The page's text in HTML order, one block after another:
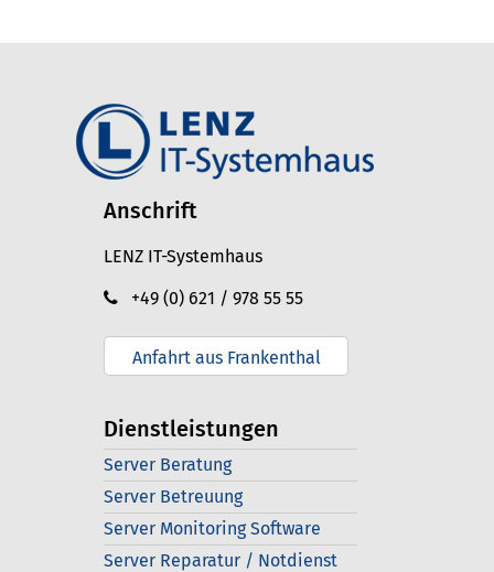
Anschrift
LENZ IT-Systemhaus
+49 (0) 621 / 978 55 55
Anfahrt aus Frankenthal
Dienstleistungen
Server Beratung
Server Betreuung
Server Monitoring Software
Server Reparatur / Notdienst